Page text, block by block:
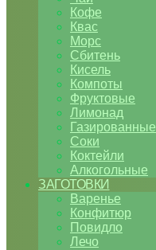
Кофе
Квас
Морс
Сбитень
Кисель
Компоты
Фруктовые
Лимонад
Газированные
Соки
Коктейли
Алкогольные
ЗАГОТОВКИ
Варенье
Конфитюр
Повидло
Лечо